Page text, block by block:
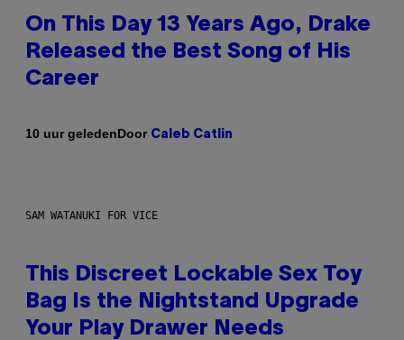
On This Day 13 Years Ago, Drake
Released the Best Song of His
Career
10 uur geledenDoor Caleb Catlin
SAM WATANUKI FOR VICE
This Discreet Lockable Sex Toy
Bag Is the Nightstand Upgrade
Your Play Drawer Needs